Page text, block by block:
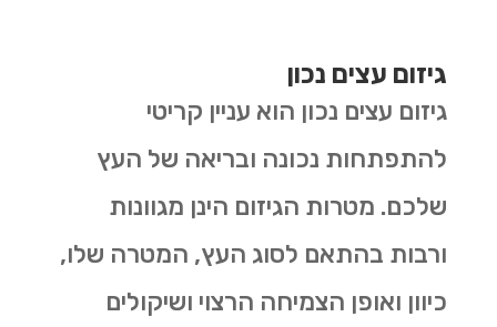
גיזום עצים נכון
גיזום עצים נכון הוא עניין קריטי
להתפתחות נכונה ובריאה של העץ
שלכם. מטרות הגיזום הינן מגוונות
ורבות בהתאם לסוג העץ, המטרה שלו,
כיוון ואופן הצמיחה הרצוי ושיקולים